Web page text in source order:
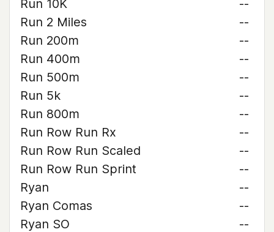
Run 10K
--
Run 2 Miles
--
Run 200m
--
Run 400m
--
Run 500m
--
Run 5k
--
Run 800m
--
Run Row Run Rx
--
Run Row Run Scaled
--
Run Row Run Sprint
--
Ryan
--
Ryan Comas
--
Ryan SO
--